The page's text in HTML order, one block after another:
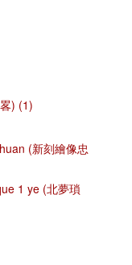
) (1)
(新刻繪像忠
1 ye (北夢瑣